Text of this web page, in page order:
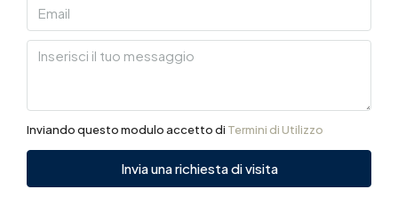
Inviando questo modulo accetto di Termini di Utilizzo
Invia una richiesta di visita